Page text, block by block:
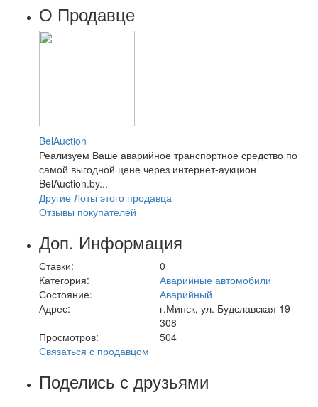
О Продавце
BelAuction
Реализуем Ваше аварийное транспортное средство по
самой выгодной цене через интернет-аукцион
BelAuction.by...
Другие Лоты этого продавца
Отзывы покупателей
Доп. Информация
Ставки:
0
Категория:
Аварийные автомобили
Состояние:
Аварийный
Адрес:
г.Минск, ул. Будславская 19-
308
Просмотров:
504
Связаться с продавцом
Поделись с друзьями